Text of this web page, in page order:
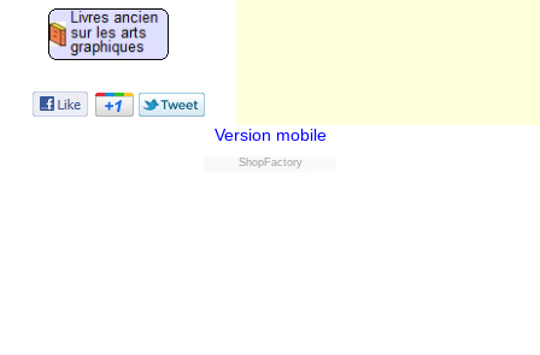
Version mobile
ShopFactory